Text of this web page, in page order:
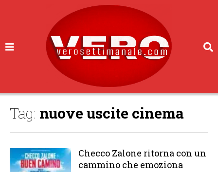
Tag: nuove uscite cinema
Checco Zalone ritorna con un
cammino che emoziona